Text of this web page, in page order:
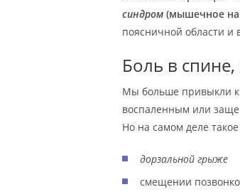
синдром (мышечное
поясничной области и
Боль в
Мы больше привыкли к
воспаленным или
Но на самом деле
дорзальной грыже
смещении